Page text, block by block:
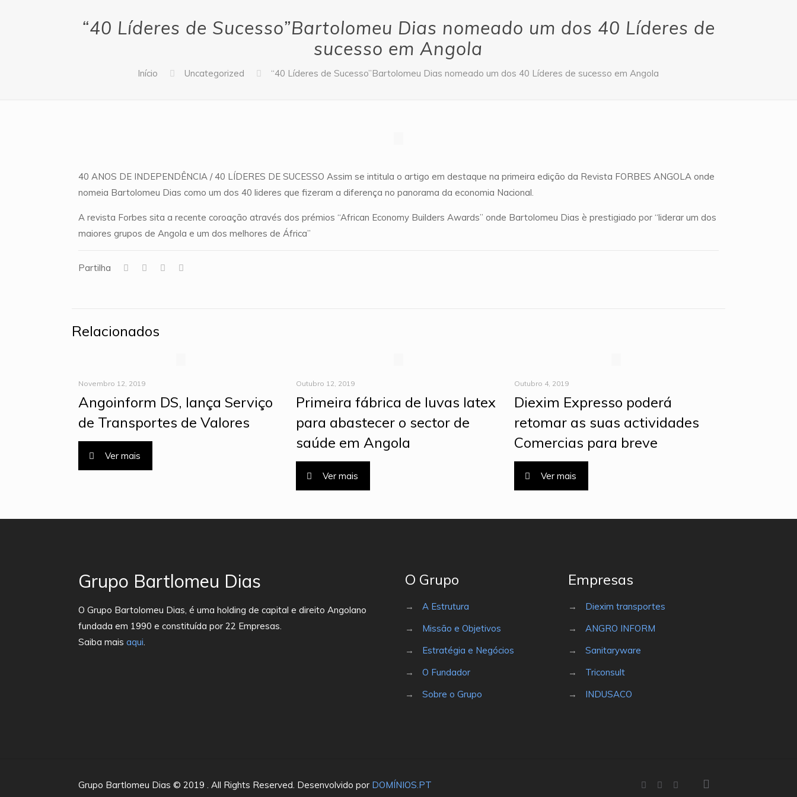
“40 Líderes de Sucesso”Bartolomeu Dias nomeado um dos 40 Líderes de
sucesso em Angola
Início Uncategorized “40 Líderes de Sucesso”Bartolomeu Dias nomeado um dos 40 Líderes de sucesso em Angola
40 ANOS DE INDEPENDÊNCIA / 40 LÍDERES DE SUCESSO Assim se intitula o artigo em destaque na primeira edição da Revista FORBES ANGOLA onde
nomeia Bartolomeu Dias como um dos 40 lideres que fizeram a diferença no panorama da economia Nacional.
A revista Forbes sita a recente coroação através dos prémios “African Economy Builders Awards” onde Bartolomeu Dias è prestigiado por “liderar um dos
maiores grupos de Angola e um dos melhores de África”
Partilha
Relacionados
Novembro 12, 2019
Angoinform DS, lança Serviço
de Transportes de Valores
Ver mais
Outubro 12, 2019
Primeira fábrica de luvas latex
para abastecer o sector de
saúde em Angola
Ver mais
Outubro 4, 2019
Diexim Expresso poderá
retomar as suas actividades
Comercias para breve
Ver mais
Grupo Bartlomeu Dias
O Grupo Bartolomeu Dias, é uma holding de capital e direito Angolano
fundada em 1990 e constituída por 22 Empresas.
Saiba maisaqui.
O Grupo
→
A Estrutura
→
Missão e Objetivos
→
Estratégia e Negócios
→
O Fundador
→
Sobre o Grupo
Empresas
→
Diexim transportes
→
ANGRO INFORM
→
Sanitaryware
→
Triconsult
→
INDUSACO
Grupo Bartlomeu Dias © 2019 . All Rights Reserved. Desenvolvido por DOMÍNIOS.PT